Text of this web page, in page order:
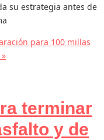
su estrategia antes de
para 100 millas
terminar
y de